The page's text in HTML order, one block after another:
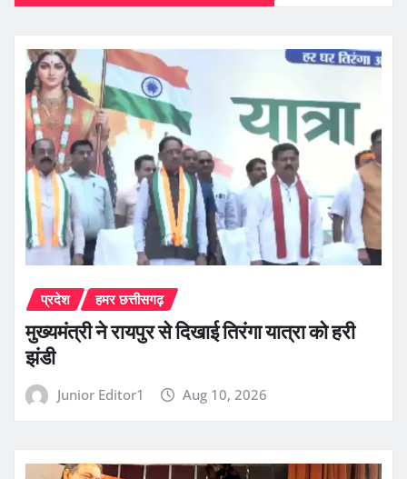
प्रदेश हमर छत्तीसगढ़
मुख्यमंत्री ने रायपुर से दिखाई तिरंगा यात्रा को हरी
झंडी
Junior Editor1 Aug 10, 2026